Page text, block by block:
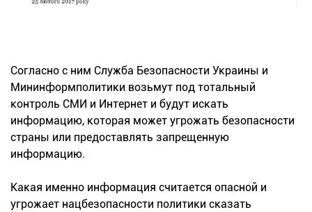
Согласно с ним Служба Безопасности Украины и
Мининформполитики возьмут под тотальный
контроль СМИ и Интернет и будут искать
информацию, которая может угрожать безопасности
страны или предоставлять запрещенную
информацию.
Какая именно информация считается опасной и
угрожает нацбезопасности политики сказать